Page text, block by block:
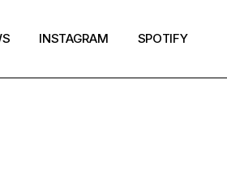
INSTAGRAM SPOTIFY